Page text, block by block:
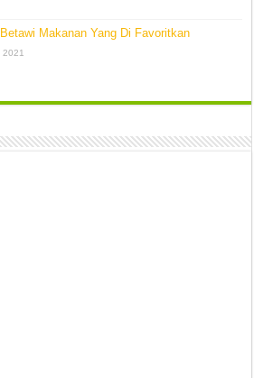
Makanan Yang Di Favoritkan
2021